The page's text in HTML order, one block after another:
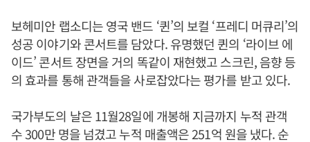
보헤미안 랩소디는 영국 밴드 ‘퀸’의 보컬 ‘프레디 머큐리’의
성공 이야기와 콘서트를 담았다. 유명했던 퀸의 ‘라이브 에
이드’ 콘서트 장면을 거의 똑같이 재현했고 스크린, 음향 등
의 효과를 통해 관객들을 사로잡았다는 평가를 받고 있다.
국가부도의 날은 11월28일에 개봉해 지금까지 누적 관객
수 300만 명을 넘겼고 누적 매출액은 251억 원을 냈다. 순